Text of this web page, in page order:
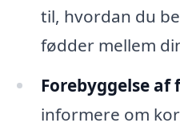
til, hvordan du
fødder mellem
Forebyggelse af
informere om